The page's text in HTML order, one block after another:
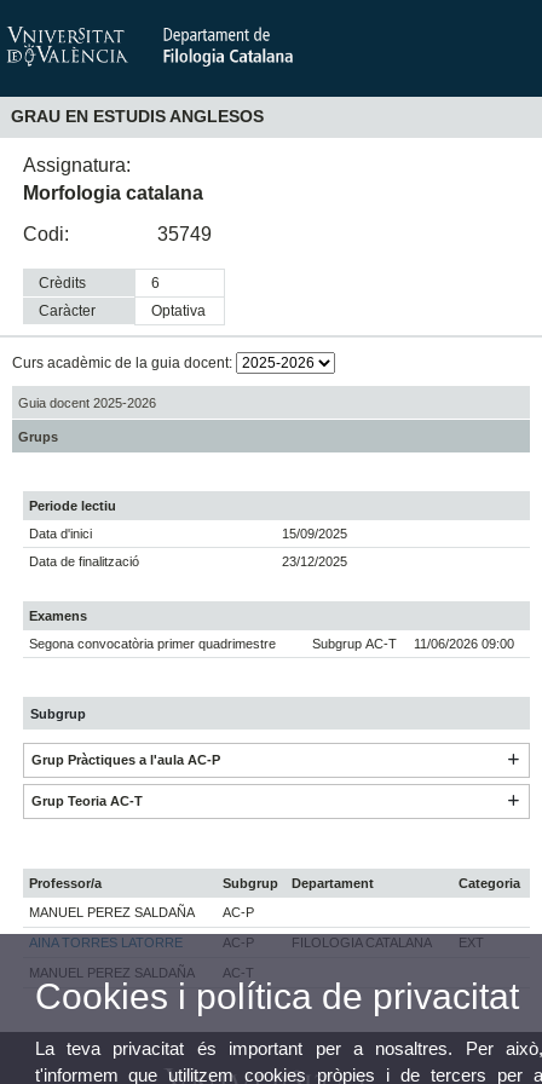
GRAU EN ESTUDIS ANGLESOS
Assignatura:
Morfologia catalana
Codi:
35749
Crèdits
6
Caràcter
optativa
Curs acadèmic de la guia docent:
Guia docent 2025-2026
Grups
Periode lectiu
Data d'inici
15/09/2025
Data de finalització
23/12/2025
Examens
Segona convocatòria primer quadrimestre
Subgrup AC-T 11/06/2026 09:00
Subgrup
Grup Pràctiques a l'aula AC-P
Grup Teoria AC-T
Professor/a Subgrup Departament
Categoria
MANUEL PEREZ SALDAÑA
AC-P
AINA TORRES LATORRE AC-P FILOLOGIA CATALANA EXT
MANUEL PEREZ SALDAÑA AC-T
Cookies i política de privacitat
La teva privacitat és important per a nosaltres. Per
t'informem que utilitzem cookies pròpies i de tercers per